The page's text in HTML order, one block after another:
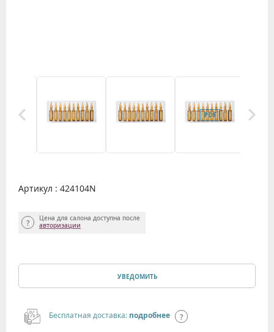
Артикул : 424104N
Цена для салона доступна после
авторизации
УВЕДОМИТЬ
Бесплатная доставка: подробнее